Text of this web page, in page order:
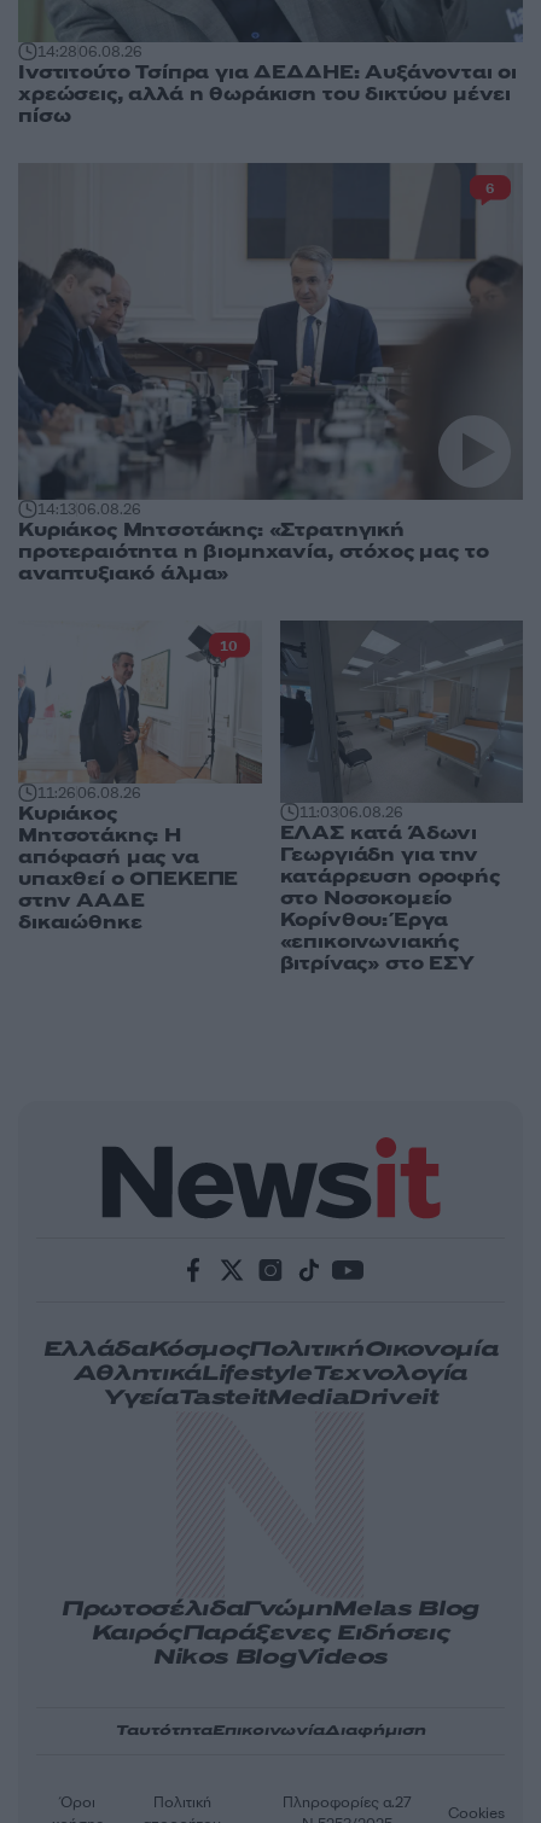
14:2806.08.26
Ινστιτούτο Τσίπρα για ΔΕΔΔΗΕ: Αυξάνονται οι
χρεώσεις, αλλά η θωράκιση του δικτύου μένει
πίσω
14:1306.08.26
Κυριάκος Μητσοτάκης: «Στρατηγική
προτεραιότητα η βιομηχανία, στόχος μας το
αναπτυξιακό άλμα»
6
11:2606.08.26
Κυριάκος
Μητσοτάκης: Η
απόφασή μας να
υπαχθεί ο ΟΠΕΚΕΠΕ
στην ΑΑΔΕ
δικαιώθηκε
10
11:0306.08.26
ΕΛΑΣ κατά Άδωνι
Γεωργιάδη για την
κατάρρευση οροφής
στο Νοσοκομείο
Κορίνθου: Έργα
«επικοινωνιακής
βιτρίνας» στο ΕΣΥ
ΕλλάδαΚόσμοςΠολιτικήΟικονομία
ΑθλητικάLifestyleΤεχνολογία
ΥγείαTasteitMediaDriveit
ΠρωτοσέλιδαΓνώμηMelas Blog
ΚαιρόςΠαράξενες Ειδήσεις
Nikos BlogVideos
ΤαυτότηταΕπικοινωνίαΔιαφήμιση
Όροι
Πολιτική
Πληροφορίες α.27
Cookies